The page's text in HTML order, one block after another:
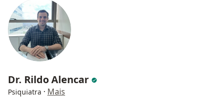
Dr. Rildo Alencar
Psiquiatra · Mais